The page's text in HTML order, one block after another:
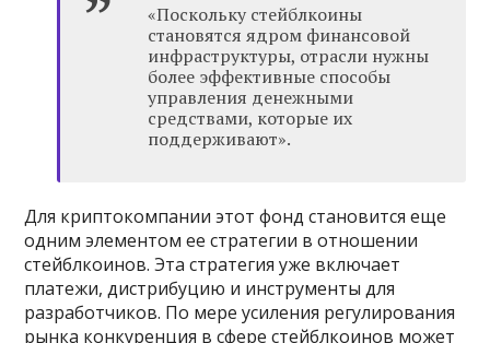
«Поскольку стейблкоины
становятся ядром финансовой
инфраструктуры, отрасли нужны
более эффективные способы
управления денежными
средствами, которые их
поддерживают».
Для криптокомпании этот фонд становится еще
одним элементом ее стратегии в отношении
стейблкоинов. Эта стратегия уже включает
платежи, дистрибуцию и инструменты для
разработчиков. По мере усиления регулирования
рынка конкуренция в сфере стейблкоинов может